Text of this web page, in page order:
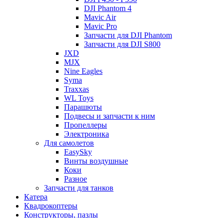
DJI Phantom 4
Mavic Air
Mavic Pro
Запчасти для DJI Phantom
Запчасти для DJI S800
JXD
MJX
Nine Eagles
Syma
Traxxas
WL Toys
Парашюты
Подвесы и запчасти к ним
Пропеллеры
Электроника
Для самолетов
EasySky
Винты воздушные
Коки
Разное
Запчасти для танков
Катера
Квадрокоптеры
Конструкторы, пазлы